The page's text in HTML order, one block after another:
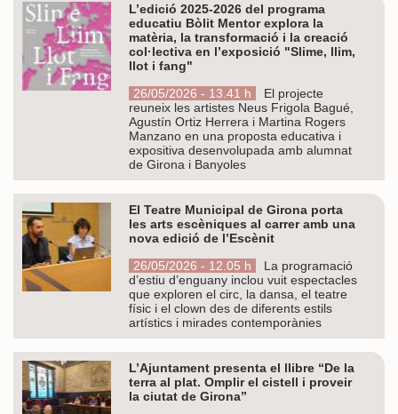
L’edició 2025-2026 del programa
educatiu Bòlit Mentor explora la
matèria, la transformació i la creació
col·lectiva en l’exposició "Slime, llim,
llot i fang"
26/05/2026 - 13.41 h
El projecte
reuneix les artistes Neus Frigola Bagué,
Agustín Ortiz Herrera i Martina Rogers
Manzano en una proposta educativa i
expositiva desenvolupada amb alumnat
de Girona i Banyoles
El Teatre Municipal de Girona porta
les arts escèniques al carrer amb una
nova edició de l’Escènit
26/05/2026 - 12.05 h
La programació
d’estiu d’enguany inclou vuit espectacles
que exploren el circ, la dansa, el teatre
físic i el clown des de diferents estils
artístics i mirades contemporànies
L’Ajuntament presenta el llibre “De la
terra al plat. Omplir el cistell i proveir
la ciutat de Girona”